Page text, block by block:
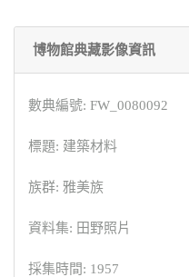
博物館典藏影像資訊
數典編號: FW_0080092
標題: 建築材料
族群: 雅美族
資料集: 田野照片
採集時間: 1957